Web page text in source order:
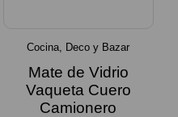
Cocina, Deco y Bazar
Mate de Vidrio
Vaqueta Cuero
Camionero